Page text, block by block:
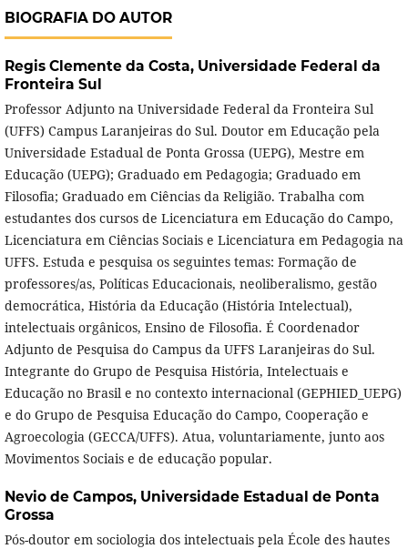
BIOGRAFIA DO AUTOR
Regis Clemente da Costa, Universidade Federal da
Fronteira Sul
Professor Adjunto na Universidade Federal da Fronteira Sul
(UFFS) Campus Laranjeiras do Sul. Doutor em Educação pela
Universidade Estadual de Ponta Grossa (UEPG), Mestre em
Educação (UEPG); Graduado em Pedagogia; Graduado em
Filosofia; Graduado em Ciências da Religião. Trabalha com
estudantes dos cursos de Licenciatura em Educação do Campo,
Licenciatura em Ciências Sociais e Licenciatura em Pedagogia na
UFFS. Estuda e pesquisa os seguintes temas: Formação de
professores/as, Políticas Educacionais, neoliberalismo, gestão
democrática, História da Educação (História Intelectual),
intelectuais orgânicos, Ensino de Filosofia. É Coordenador
Adjunto de Pesquisa do Campus da UFFS Laranjeiras do Sul.
Integrante do Grupo de Pesquisa História, Intelectuais e
Educação no Brasil e no contexto internacional (GEPHIED_UEPG)
e do Grupo de Pesquisa Educação do Campo, Cooperação e
Agroecologia (GECCA/UFFS). Atua, voluntariamente, junto aos
Movimentos Sociais e de educação popular.
Nevio de Campos, Universidade Estadual de Ponta
Grossa
Pós-doutor em sociologia dos intelectuais pela École des hautes